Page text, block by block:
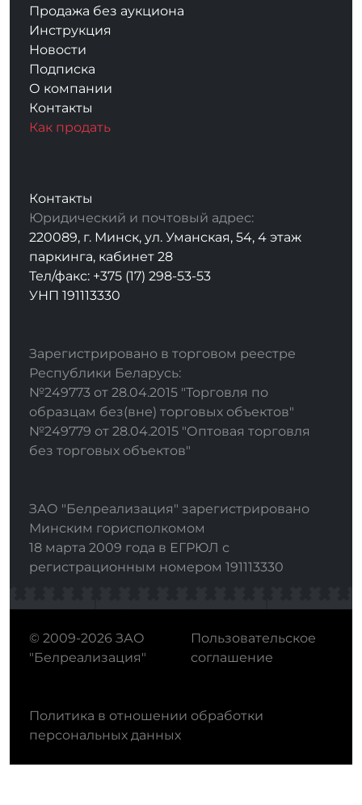
Продажа без аукциона
Инструкция
Новости
Подписка
О компании
Контакты
Как продать
Контакты
Юридический и почтовый адрес:
220089, г. Минск, ул. Уманская, 54, 4 этаж
паркинга, кабинет 28
Тел/факс: +375 (17) 298-53-53
УНП 191113330
Зарегистрировано в торговом реестре
Республики Беларусь:
№249773 от 28.04.2015 "Торговля по
образцам без(вне) торговых объектов"
№249779 от 28.04.2015 "Оптовая торговля
без торговых объектов"
ЗАО "Белреализация" зарегистрировано
Минским горисполкомом
18 марта 2009 года в ЕГРЮЛ с
регистрационным номером 191113330
© 2009-2026 ЗАО
"Белреализация"
Пользовательское
соглашение
Политика в отношении обработки
персональных данных